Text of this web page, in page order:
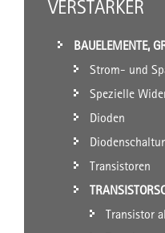
VERSTÄRKER
BAUELEMENTE,
Strom- und
Spezielle
Dioden
Transistoren
Transistor